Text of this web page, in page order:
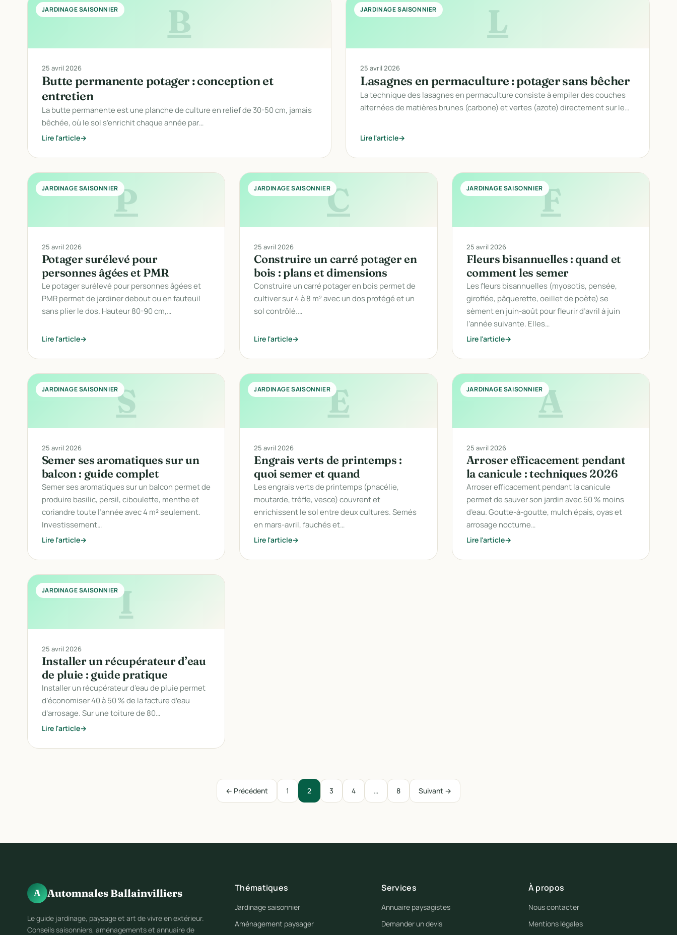
B
JARDINAGE SAISONNIER
25 avril 2026
Butte permanente potager : conception et
entretien
La butte permanente est une planche de culture en relief de 30-50 cm, jamais
bêchée, où le sol s’enrichit chaque année par…
Lire l'article
L
JARDINAGE SAISONNIER
25 avril 2026
Lasagnes en permaculture : potager sans bêcher
La technique des lasagnes en permaculture consiste à empiler des couches
alternées de matières brunes (carbone) et vertes (azote) directement sur le…
Lire l'article
P
JARDINAGE SAISONNIER
25 avril 2026
Potager surélevé pour
personnes âgées et PMR
Le potager surélevé pour personnes âgées et
PMR permet de jardiner debout ou en fauteuil
sans plier le dos. Hauteur 80-90 cm,…
Lire l'article
C
JARDINAGE SAISONNIER
25 avril 2026
Construire un carré potager en
bois : plans et dimensions
Construire un carré potager en bois permet de
cultiver sur 4 à 8 m² avec un dos protégé et un
sol contrôlé.…
Lire l'article
F
JARDINAGE SAISONNIER
25 avril 2026
Fleurs bisannuelles : quand et
comment les semer
Les fleurs bisannuelles (myosotis, pensée,
giroflée, pâquerette, oeillet de poète) se
sèment en juin-août pour fleurir d’avril à juin
l’année suivante. Elles…
Lire l'article
S
JARDINAGE SAISONNIER
25 avril 2026
Semer ses aromatiques sur un
balcon : guide complet
Semer ses aromatiques sur un balcon permet de
produire basilic, persil, ciboulette, menthe et
coriandre toute l’année avec 4 m² seulement.
Investissement…
Lire l'article
E
JARDINAGE SAISONNIER
25 avril 2026
Engrais verts de printemps :
quoi semer et quand
Les engrais verts de printemps (phacélie,
moutarde, trèfle, vesce) couvrent et
enrichissent le sol entre deux cultures. Semés
en mars-avril, fauchés et…
Lire l'article
A
JARDINAGE SAISONNIER
25 avril 2026
Arroser efficacement pendant
la canicule : techniques 2026
Arroser efficacement pendant la canicule
permet de sauver son jardin avec 50 % moins
d’eau. Goutte-à-goutte, mulch épais, oyas et
arrosage nocturne…
Lire l'article
I
JARDINAGE SAISONNIER
25 avril 2026
Installer un récupérateur d’eau
de pluie : guide pratique
Installer un récupérateur d’eau de pluie permet
d’économiser 40 à 50 % de la facture d’eau
d’arrosage. Sur une toiture de 80…
Lire l'article
← Précédent 1 2 3 4 … 8 Suivant →
A Automnales Ballainvilliers
Le guide jardinage, paysage et art de vivre en extérieur.
Conseils saisonniers, aménagements et annuaire de
Thématiques
Jardinage saisonnier
Aménagement paysager
Services
Annuaire paysagistes
Demander un devis
À propos
Nous contacter
Mentions légales